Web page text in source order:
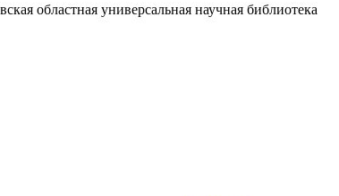
областная универсальная научная библиотека